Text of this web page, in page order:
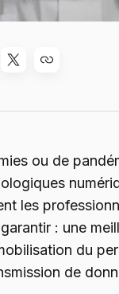
ou de
les
: une
du
de